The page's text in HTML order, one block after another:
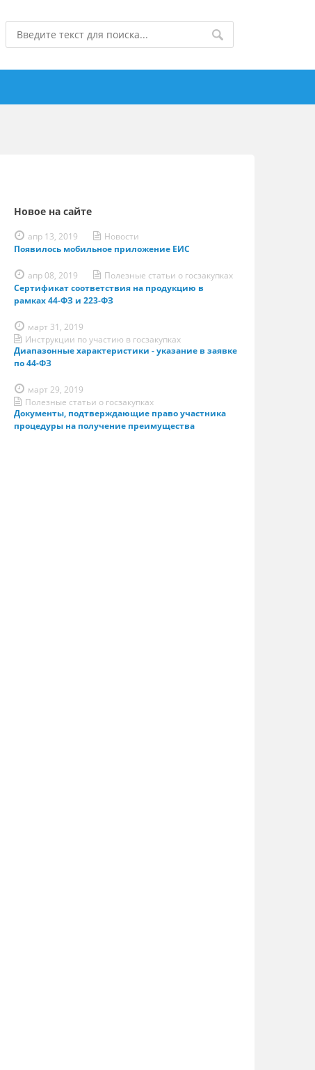
Новое на сайте
апр 13, 2019
Новости
Появилось мобильное приложение ЕИС
апр 08, 2019
Полезные статьи о госзакупках
Сертификат соответствия на продукцию в
рамках 44-ФЗ и 223-ФЗ
март 31, 2019
Инструкции по участию в госзакупках
Диапазонные характеристики - указание в заявке
по 44-ФЗ
март 29, 2019
Полезные статьи о госзакупках
Документы, подтверждающие право участника
процедуры на получение преимущества